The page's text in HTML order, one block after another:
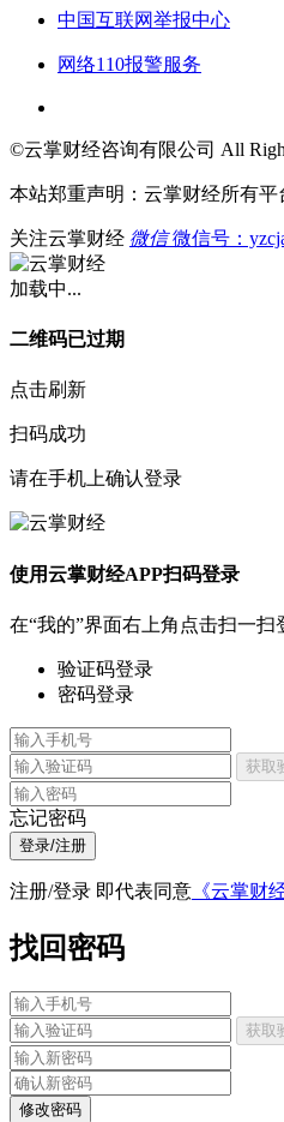
中国互联网举报中心
网络110报警服务
©云掌财经咨询有限公司 All
本站郑重声明：云掌财经所有
关注云掌财经 微信 微信号：
加载中...
二维码已过期
点击刷新
扫码成功
请在手机上确认登录
使用云掌财经APP扫码登录
在“我的”界面右上角点击扫一扫
验证码登录
密码登录
获取
忘记密码
登录/注册
注册/登录 即代表同意 《云掌财
找回密码
获取
修改密码